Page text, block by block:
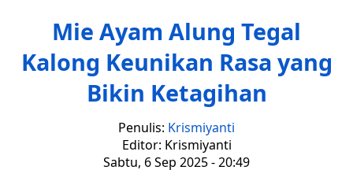
Mie Ayam Alung Tegal
Kalong Keunikan Rasa yang
Bikin Ketagihan
Penulis: Krismiyanti
Editor: Krismiyanti
Sabtu, 6 Sep 2025 - 20:49